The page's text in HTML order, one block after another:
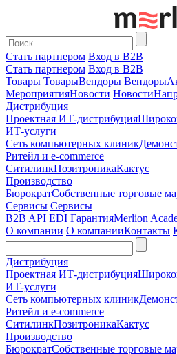
Стать партнером Вход в B2B
Стать партнером Вход в B2B
Товары ТоварыВендоры Вендоры
МероприятияНовости Новости
Дистрибуция
Проектная ИТ-дистрибуция
ИТ-услуги
Сеть компьютерных клиник
Ритейл и e-commerce
СитилинкПозитроникаКактус
Производство
БюрократСобственные торговые
Сервисы Сервисы
B2B API EDI ГарантияMerlion
О компании О компанииКонтакты
Дистрибуция
Проектная ИТ-дистрибуция
ИТ-услуги
Сеть компьютерных клиник
Ритейл и e-commerce
СитилинкПозитроникаКактус
Производство
БюрократСобственные торговые